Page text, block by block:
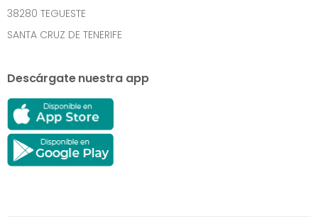
38280 TEGUESTE
SANTA CRUZ DE TENERIFE
Descárgate nuestra app